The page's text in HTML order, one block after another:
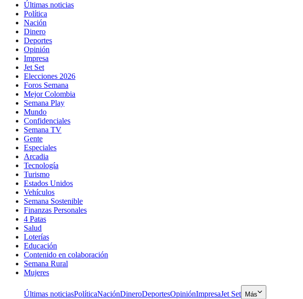
Últimas noticias
Política
Nación
Dinero
Deportes
Opinión
Impresa
Jet Set
Elecciones 2026
Foros Semana
Mejor Colombia
Semana Play
Mundo
Confidenciales
Semana TV
Gente
Especiales
Arcadia
Tecnología
Turismo
Estados Unidos
Vehículos
Semana Sostenible
Finanzas Personales
4 Patas
Salud
Loterías
Educación
Contenido en colaboración
Semana Rural
Mujeres
Últimas noticiasPolíticaNaciónDineroDeportesOpiniónImpresaJet Set Más